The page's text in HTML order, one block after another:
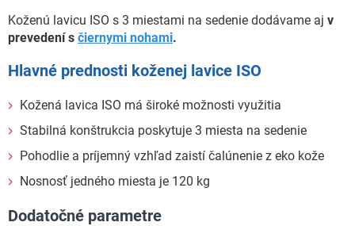
Koženú lavicu ISO s 3 miestami na sedenie dodávame aj v
prevedení s čiernymi nohami.
Hlavné prednosti koženej lavice ISO
Kožená lavica ISO má široké možnosti využitia
Stabilná konštrukcia poskytuje 3 miesta na sedenie
Pohodlie a príjemný vzhľad zaistí čalúnenie z eko kože
Nosnosť jedného miesta je 120 kg
Dodatočné parametre